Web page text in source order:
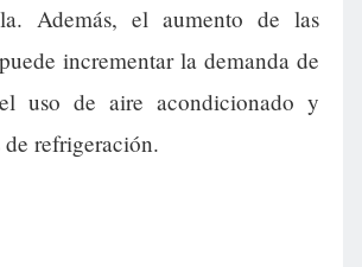
Además, el aumento de las
incrementar la demanda de
uso de aire acondicionado y
de refrigeración.